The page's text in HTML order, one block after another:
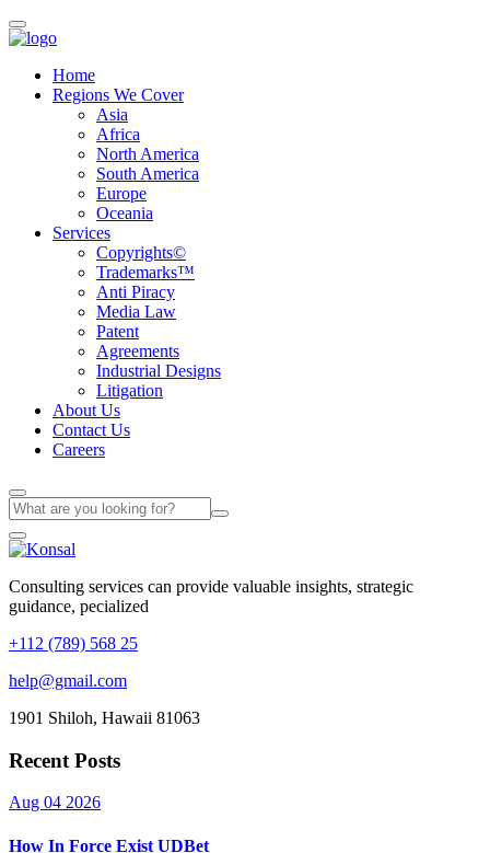
Home
Regions We Cover
Asia
Africa
North America
South America
Europe
Oceania
Services
Copyrights©
Trademarks™
Anti Piracy
Media Law
Patent
Agreements
Industrial Designs
Litigation
About Us
Contact Us
Careers
Consulting services can provide valuable insights, strategic
guidance, pecialized
+112 (789) 568 25
help@gmail.com
1901 Shiloh, Hawaii 81063
Recent Posts
Aug 04 2026
How In Force Exist UDBet